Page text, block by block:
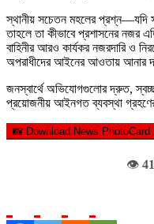
স্থানীয় সচেতন মহলের প্রশ্ন—যদি
তাহলে তা কীভাবে প্রশাসনের নজর
বাহিনীর আরও কার্যকর নজরদারি ও
অপরাধীদের আইনের আওতায় আনার
জনস্বার্থে অভিযোগগুলোর দ্রুত,
প্রয়োজনীয় আইনগত ব্যবস্থা
📸 Download News PhotoCard
👁️